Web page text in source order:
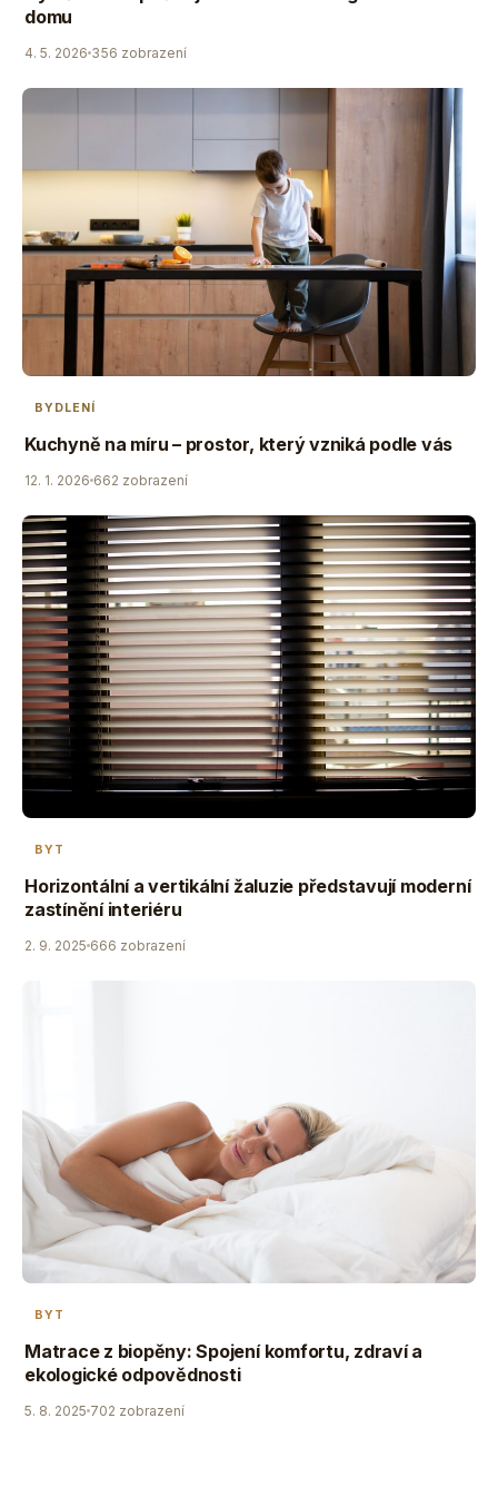
domu
4. 5. 2026 356 zobrazení
BYDLENÍ
Kuchyně na míru – prostor, který vzniká podle vás
12. 1. 2026 662 zobrazení
BYT
Horizontální a vertikální žaluzie představují moderní
zastínění interiéru
2. 9. 2025 666 zobrazení
BYT
Matrace z biopěny: Spojení komfortu, zdraví a
ekologické odpovědnosti
5. 8. 2025 702 zobrazení